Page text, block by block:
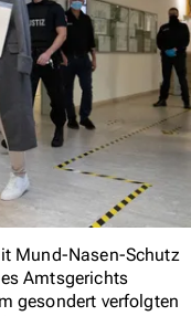
Mund-Nasen-Schutz
Amtsgerichts
gesondert verfolgten